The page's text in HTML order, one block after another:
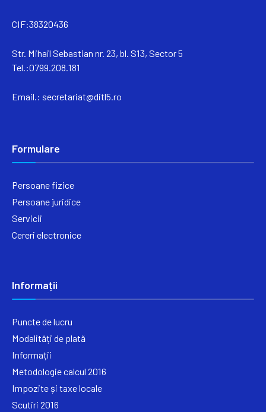
CIF:38320436
Str. Mihail Sebastian nr. 23, bl. S13, Sector 5
Tel.:0799.208.181
Email.: secretariat@ditl5.ro
Formulare
Persoane fizice
Persoane juridice
Servicii
Cereri electronice
Informații
Puncte de lucru
Modalități de plată
Informații
Metodologie calcul 2016
Impozite și taxe locale
Scutiri 2016